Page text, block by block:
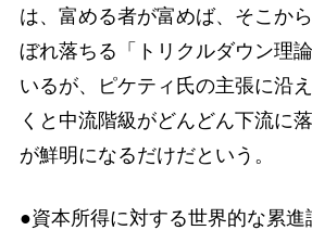
は、富める者が富めば、そこか
ぼれ落ちる「トリクルダウン理
いるが、ピケティ氏の主張に沿
くと中流階級がどんどん下流に
が鮮明になるだけだという。
●資本所得に対する世界的な累進